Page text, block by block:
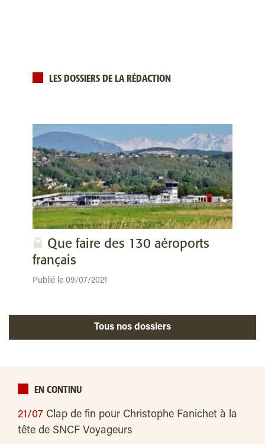
LES DOSSIERS DE LA RÉDACTION
Que faire des 130 aéroports
français
Publié le 09/07/2021
Tous nos dossiers
EN CONTINU
21/07 Clap de fin pour Christophe Fanichet à la
tête de SNCF Voyageurs